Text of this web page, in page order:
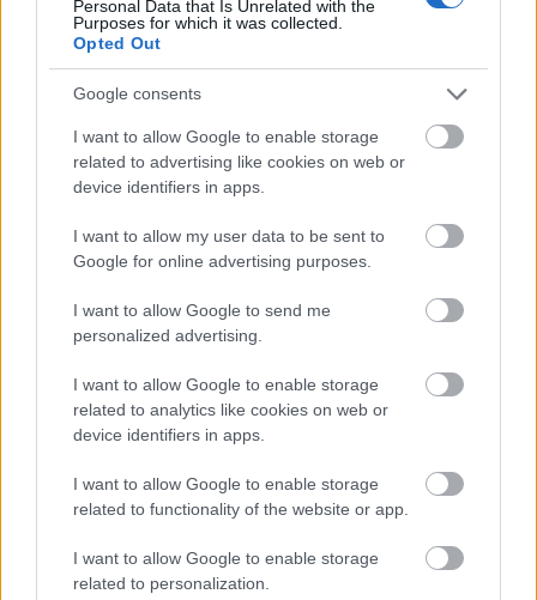
Personal Data that Is Unrelated with the
Purposes for which it was collected.
Opted Out
Google consents
I want to allow Google to enable storage
related to advertising like cookies on web or
device identifiers in apps.
I want to allow my user data to be sent to
Google for online advertising purposes.
I want to allow Google to send me
personalized advertising.
I want to allow Google to enable storage
related to analytics like cookies on web or
device identifiers in apps.
I want to allow Google to enable storage
related to functionality of the website or app.
I want to allow Google to enable storage
related to personalization.
To Μάτσου Πίτσου άνοιξε για έναν μόνο